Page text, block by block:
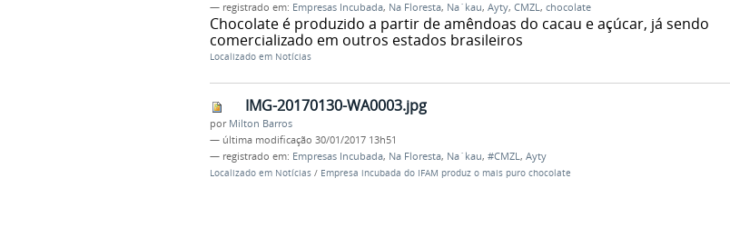
— registrado em: Empresas Incubada, Na Floresta, Na´kau, Ayty, CMZL, chocolate
Chocolate é produzido a partir de amêndoas do cacau e açúcar, já sendo
comercializado em outros estados brasileiros
Localizado em Notícias
IMG-20170130-WA0003.jpg
por Milton Barros
— última modificação 30/01/2017 13h51
— registrado em: Empresas Incubada, Na Floresta, Na´kau, #CMZL, Ayty
Localizado em Notícias / Empresa incubada do IFAM produz o mais puro chocolate